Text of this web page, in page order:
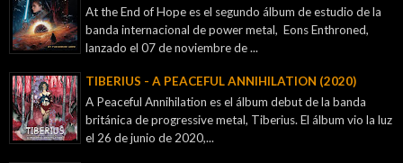
At the End of Hope es el segundo álbum de estudio de la
banda internacional de power metal, Eons Enthroned,
lanzado el 07 de noviembre de ...
TIBERIUS - A PEACEFUL ANNIHILATION (2020)
A Peaceful Annihilation es el álbum debut de la banda
británica de progressive metal, Tiberius. El álbum vio la luz
el 26 de junio de 2020,...